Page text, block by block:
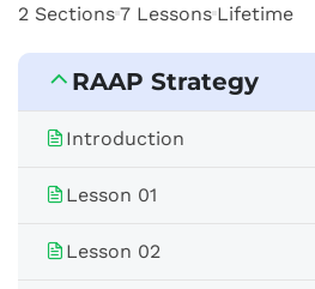
2 Sections 7 Lessons Lifetime
RAAP Strategy
Introduction
Lesson 01
Lesson 02